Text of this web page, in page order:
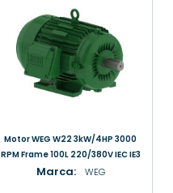
Motor WEG W22 3kW/4HP 3000
RPM Frame 100L 220/380V IEC IE3
Marca: WEG